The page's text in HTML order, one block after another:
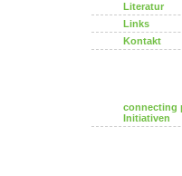
Literatur
Links
Kontakt
connecting
Initiativen